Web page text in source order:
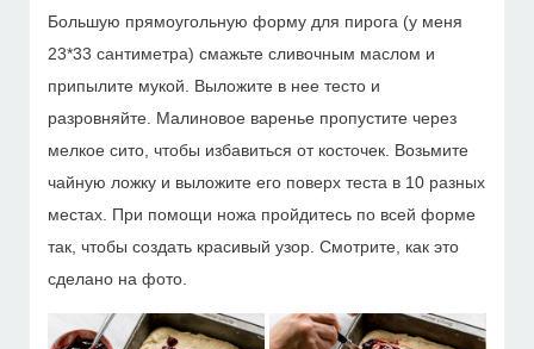
Большую прямоугольную форму для пирога (у меня
23*33 сантиметра) смажьте сливочным маслом и
припылите мукой. Выложите в нее тесто и
разровняйте. Малиновое варенье пропустите через
мелкое сито, чтобы избавиться от косточек. Возьмите
чайную ложку и выложите его поверх теста в 10 разных
местах. При помощи ножа пройдитесь по всей форме
так, чтобы создать красивый узор. Смотрите, как это
сделано на фото.